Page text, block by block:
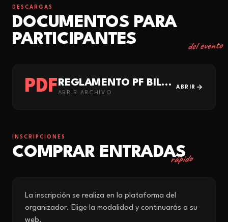
DESCARGAS
DOCUMENTOS PARA
PARTICIPANTES
del evento
PDF REGLAMENTO PF BILBAO 2026
ABRIR ARCHIVO
ABRIR
INSCRIPCIONES
COMPRAR ENTRADAS
rápido
La inscripción se realiza en la plataforma del
organizador. Elige la modalidad y continuarás a su
web.